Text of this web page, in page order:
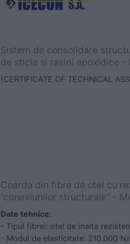
Sistem de consolidare
de sticla si rasini epoxidice -
(CERTIFICATE OF TECHNICAL
Coarda din fibre de otel cu
”conexiunilor structurale” -
Date tehnice:
- Tipul fibrei: otel de inalta
- Modul de elasticitate: 210.000 N/